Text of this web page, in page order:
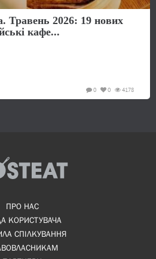
Травень 2026: 19 нових
кафе...
4178
0
0
ПРО НАС
КОРИСТУВАЧА
СПІЛКУВАННЯ